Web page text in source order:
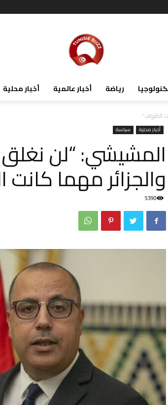
أخبار محلية أخبار عالمية رياضة
الظروف”
أخبار محلية سياسة
المشيشي: “لن نغلق
والجزائر مهما
5390